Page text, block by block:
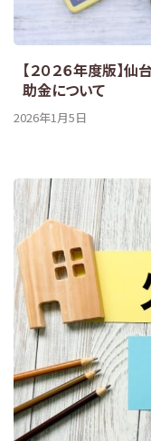
【２０２６年度版】
助金について
2026年1月5日